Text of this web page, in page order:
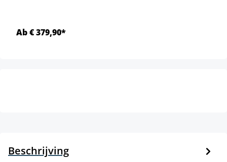
Ab € 379,90*
Beschrijving